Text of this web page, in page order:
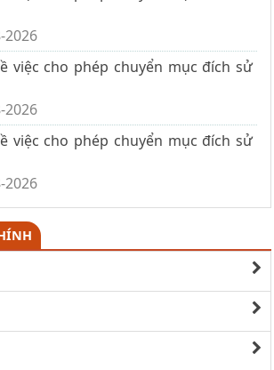
2026
việc cho phép chuyển mục đích sử
2026
việc cho phép chuyển mục đích sử
2026